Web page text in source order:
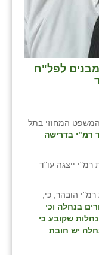
לפל"ח
התקיים בבית המשפט המחוזי בתל
רמ"י בדרישה
ייצגה עו"ד
הובהר, כי,
בנחלה וכי
שקובע כי
יש חובת